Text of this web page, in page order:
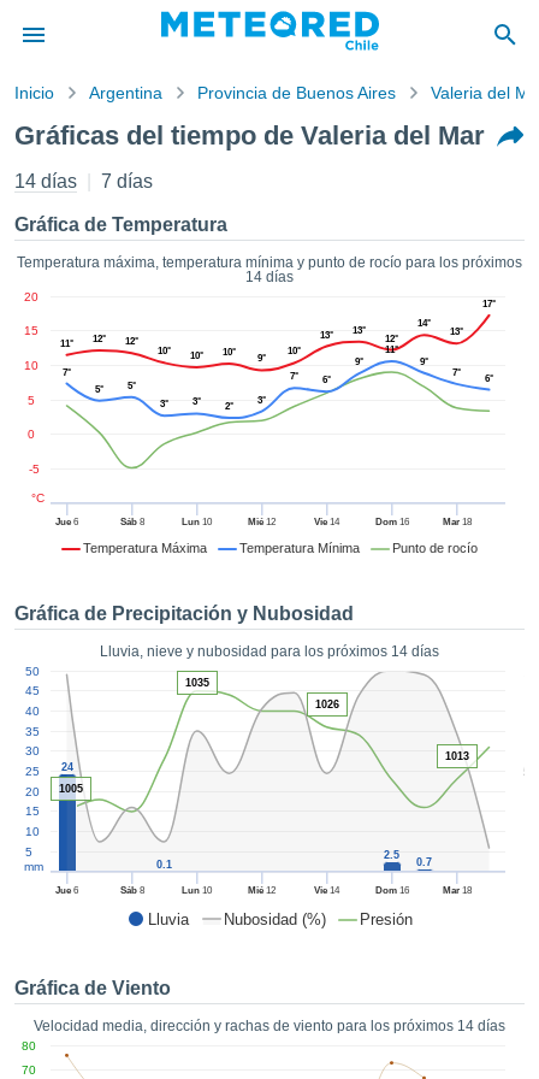
de
por
para
que la
que se
a este
las
y
digital
basada
nuestra
coste.
botón
a la
la
de todas
ya sean
nuestros
así como
un perfil
para
y
ACEPTAR
CONTINUAR
CONFIGURACIÓN
Inicio Argentina Provincia de Buenos Aires Valeria del
Gráficas del tiempo de Valeria del Mar
14 días 7 días
Gráfica de Temperatura
Temperatura máxima, temperatura mínima y punto de rocío para los próximos
14 días
Temperatura Máxima Temperatura Mínima Punto de rocío
Jue 6 Sáb8 Lun 10 Mié 12 Vie 14 Dom16 Mar18
-5
0
5
10
15
20
°C
11° 12°
12°
10°
10° 10°
9°
10°
13° 13°
12°
14°
13°
17°
7°
5°
5°
3°
3° 2°
3°
7° 6°
9°
11°
9°
7°
6°
Gráfica de Precipitación y Nubosidad
Lluvia, nieve y nubosidad para los próximos 14 días
Lluvia Nubosidad (%) Presión
50
Jue 6 Sáb8 Lun 10 Mié 12 Vie 14 Dom16 Mar18
5
10
15
20
25
30
35
40
45
50
mm
24
0.1
2.5
0.7
1005
1035
1026
1013
Gráfica de Viento
Velocidad media, dirección y rachas de viento para los próximos 14 días
70
80